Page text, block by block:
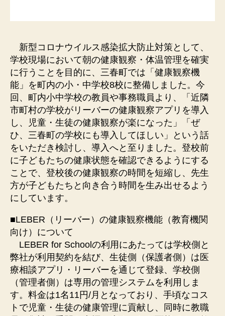
新型コロナウイルス感染拡大防止対策として、
学校現場において朝の健康観察・体温管理を確実
に行うことを目的に、三春町では「健康観察機
能」を町内の小・中学校8校に整備しました。今
回、町内小中学校の教員や事務職員より、「近隣
市町村の学校がリーバーの健康観察アプリを導入
し、児童・生徒の健康観察が楽になった」「ぜ
ひ、三春町の学校にも導入してほしい」という話
をいただき検討し、導入へと至りました。登校前
に子どもたちの健康状態を確認できるようにする
ことで、登校後の健康観察の時間を短縮し、先生
方が子どもたちと向き合う時間を生み出せるよう
にしています。
■LEBER（リーバー）の健康観察機能（教育機関
向け）について
LEBER for Schoolの利用にあたっては学校側と
弊社が利用契約を結び、生徒側（保護者側）は医
療相談アプリ・リーバーを通じて登録、学校側
（管理者側）は専用の管理システムを利用しま
す。料金は1名11円/月となっており、手頃なコス
トで児童・生徒の健康管理に貢献し、同時に教職